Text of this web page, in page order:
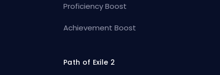
Proficiency Boost
Achievement Boost
Path of Exile 2